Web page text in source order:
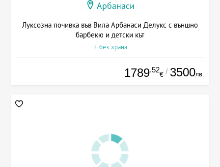
Арбанаси
Луксозна почивка във Вила Арбанаси Делукс с външно
барбекю и детски кът
+ без храна
1789.52
€ / 3500лв.